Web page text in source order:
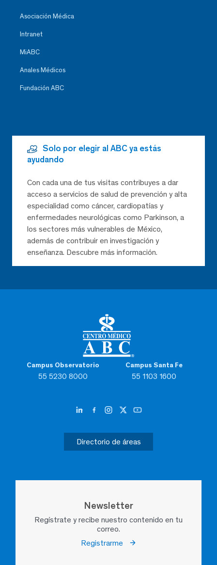
Campus Observatorio
55 5230 8000
Campus Santa Fe
55 1103 1600
Directorio de áreas
Newsletter
Regístrate y recibe nuestro contenido en tu
correo.
Registrarme
Asociación Médica
Intranet
MiABC
Anales Médicos
Fundación ABC
Solo por elegir al ABC ya estás
ayudando
Con cada una de tus visitas contribuyes a dar
acceso a servicios de salud de prevención y alta
especialidad como cáncer, cardiopatías y
enfermedades neurológicas como Parkinson, a
los sectores más vulnerables de México,
además de contribuir en investigación y
enseñanza. Descubre más información.